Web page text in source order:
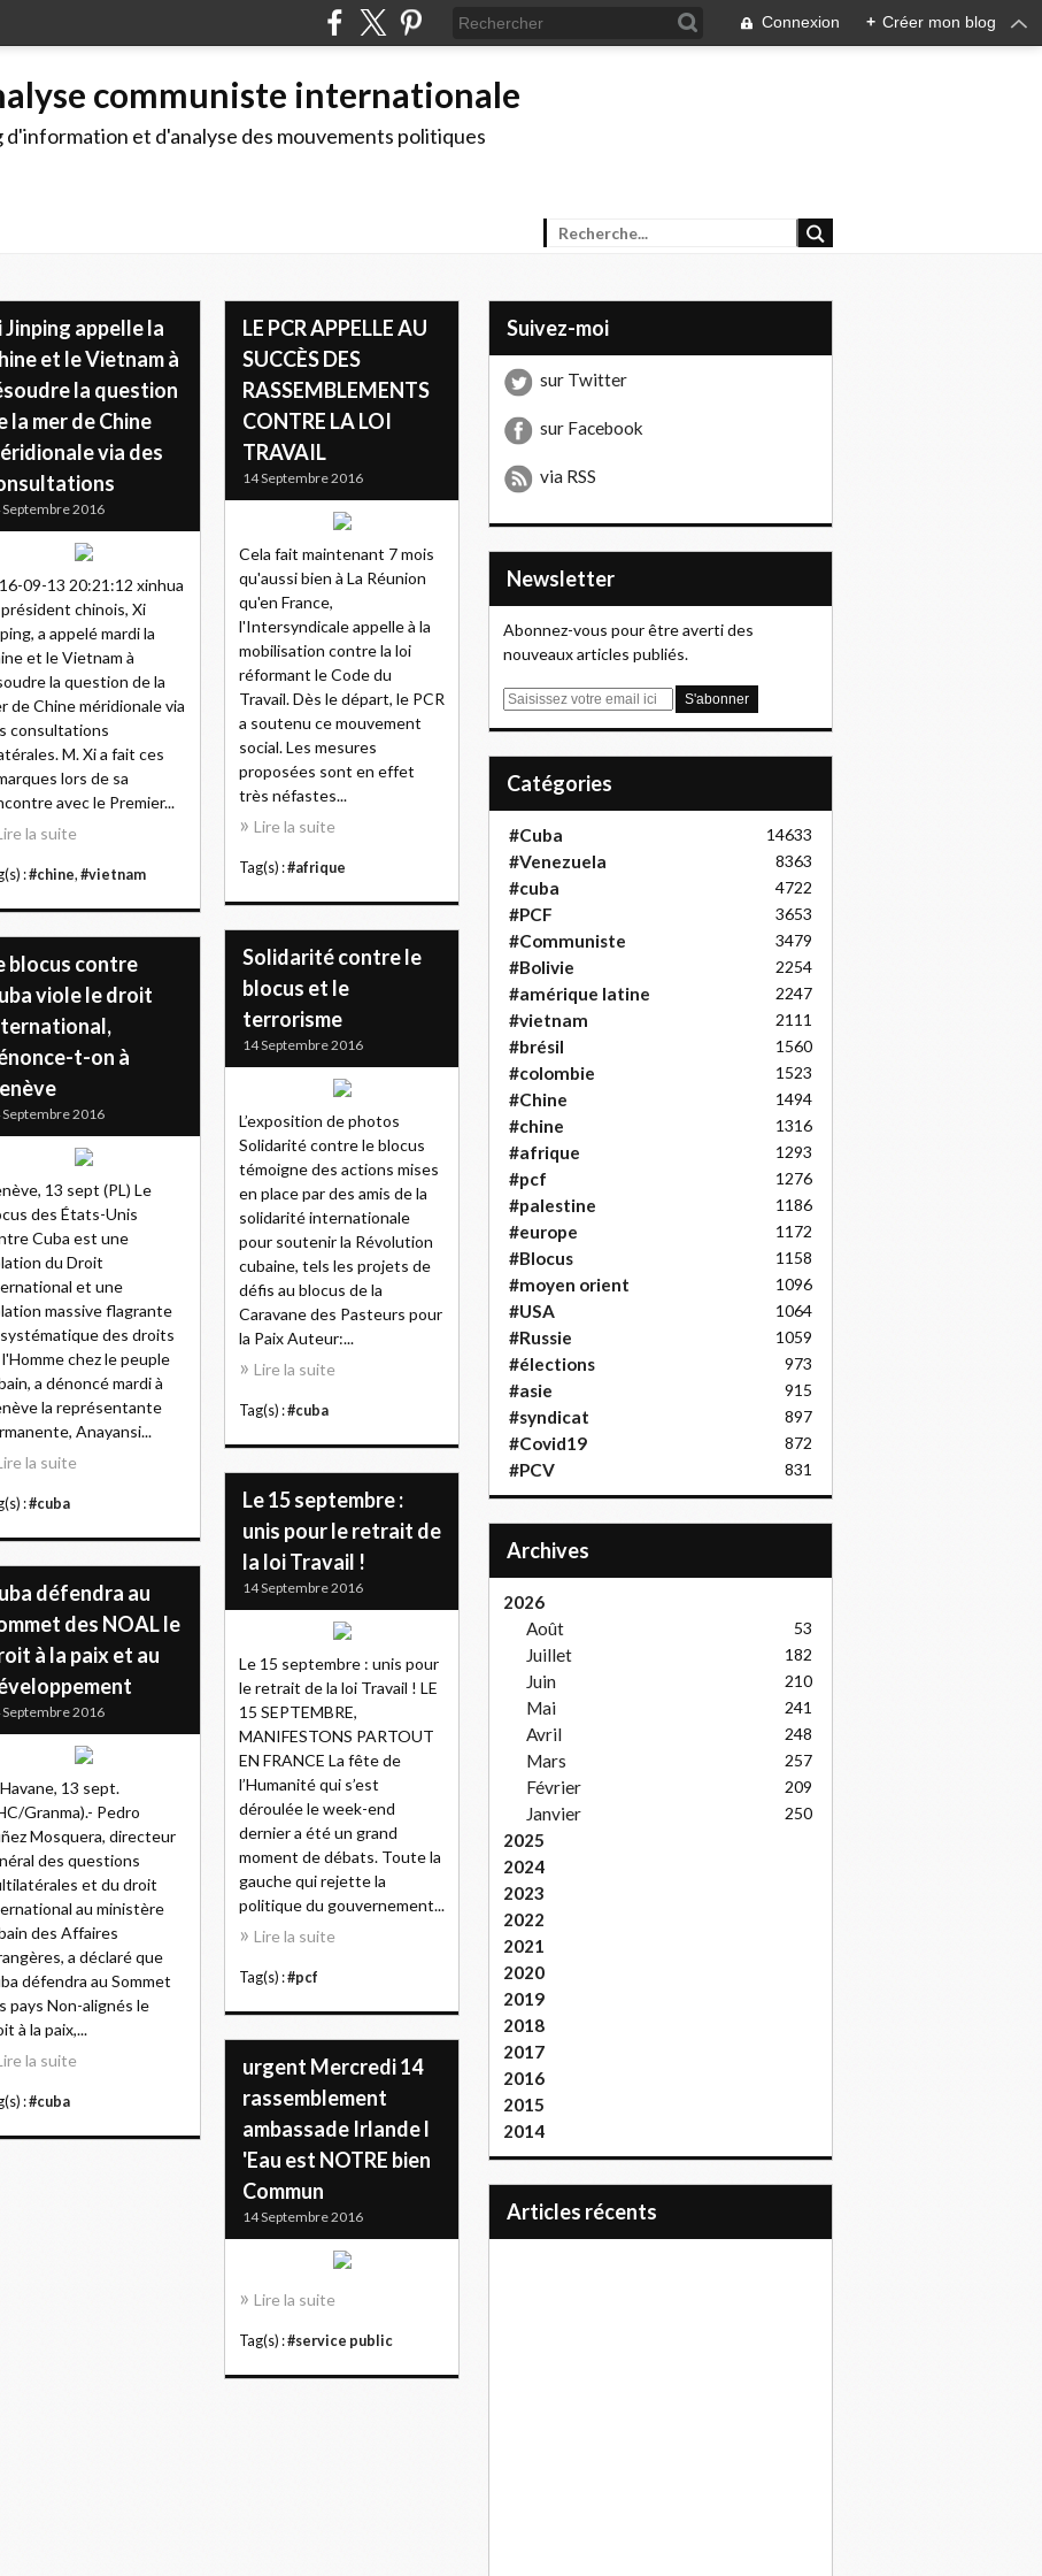
Connexion + Créer mon blog
communiste internationale
d'information et d'analyse des mouvements politiques
Jinping appelle la
et le Vietnam à
la question
la mer de Chine
via des
Septembre 2016
09-13 20:21:12 xinhua
chinois, Xi
a appelé mardi la
et le Vietnam à
la question de la
de Chine méridionale via
consultations
M. Xi a fait ces
lors de sa
avec le Premier...
la suite
:#chine, #vietnam
LE PCR APPELLE AU
SUCCÈS DES
RASSEMBLEMENTS
CONTRE LA LOI
TRAVAIL
14 Septembre 2016
Cela fait maintenant 7 mois
qu'aussi bien à La Réunion
qu'en France,
l'Intersyndicale appelle à la
mobilisation contre la loi
réformant le Code du
Travail. Dès le départ, le PCR
a soutenu ce mouvement
social. Les mesures
proposées sont en effet
très néfastes...
Lire la suite
Tag(s) :#afrique
Solidarité contre le
blocus et le
terrorisme
14 Septembre 2016
L’exposition de photos
Solidarité contre le blocus
témoigne des actions mises
en place par des amis de la
solidarité internationale
pour soutenir la Révolution
cubaine, tels les projets de
défis au blocus de la
Caravane des Pasteurs pour
la Paix Auteur:...
Lire la suite
Tag(s) :#cuba
blocus contre
viole le droit
t-on à
Septembre 2016
13 sept (PL) Le
des États-Unis
Cuba est une
du Droit
et une
massive flagrante
des droits
chez le peuple
a dénoncé mardi à
la représentante
Anayansi...
la suite
:#cuba
Le 15 septembre :
unis pour le retrait de
la loi Travail !
14 Septembre 2016
Le 15 septembre : unis pour
le retrait de la loi Travail ! LE
15 SEPTEMBRE,
MANIFESTONS PARTOUT
EN FRANCE La fête de
l’Humanité qui s’est
déroulée le week-end
dernier a été un grand
moment de débats. Toute la
gauche qui rejette la
politique du gouvernement...
Lire la suite
Tag(s) :#pcf
défendra au
des NOAL le
à la paix et au
Septembre 2016
13 sept.
Granma).- Pedro
Mosquera, directeur
des questions
et du droit
au ministère
des Affaires
a déclaré que
défendra au Sommet
pays Non-alignés le
à la paix,...
la suite
:#cuba
urgent Mercredi 14
rassemblement
ambassade Irlande l
'Eau est NOTRE bien
Commun
14 Septembre 2016
Lire la suite
Tag(s) :#service public
Suivez-moi
sur Twitter
sur Facebook
via RSS
Newsletter
Abonnez-vous pour être averti des
nouveaux articles publiés.
E
Catégories
#Cuba 14633
#Venezuela 8363
#cuba 4722
#PCF 3653
#Communiste 3479
#Bolivie 2254
#amérique latine 2247
#vietnam 2111
#brésil 1560
#colombie 1523
#Chine 1494
#chine 1316
#afrique 1293
#pcf 1276
#palestine 1186
#europe 1172
#Blocus 1158
#moyen orient 1096
#USA 1064
#Russie 1059
#élections 973
#asie 915
#syndicat 897
#Covid19 872
#PCV 831
Archives
2026
Août
53
Juillet 182
Juin 210
Mai 241
Avril 248
Mars 257
Février 209
Janvier 250
2025
2024
2023
2022
2021
2020
2019
2018
2017
2016
2015
2014
articles récents